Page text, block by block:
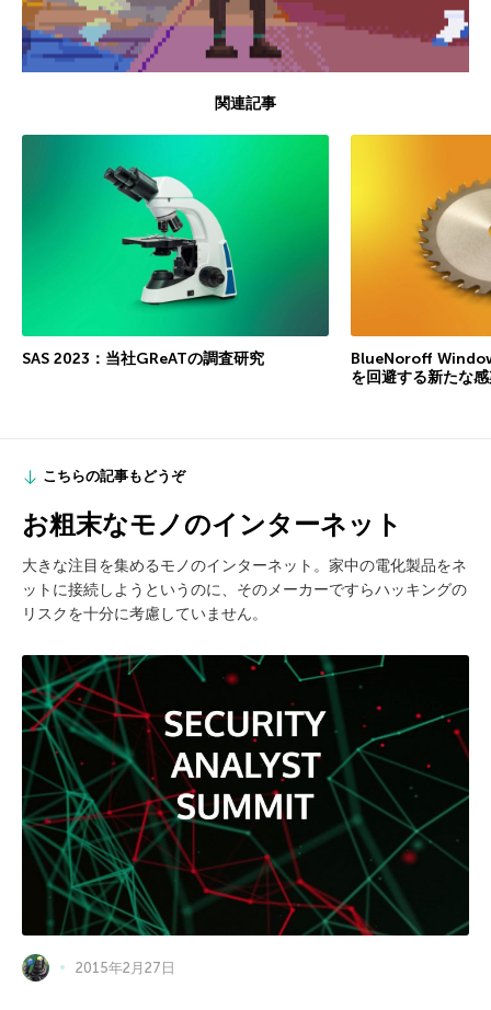
関連記事
SAS 2023：当社GReATの調査研究
BlueNoroff
を回避する新たな
こちらの記事もどうぞ
お粗末なモノのインターネット
大きな注目を集めるモノのインターネット。家中の電化製品をネ
ットに接続しようというのに、そのメーカーですらハッキングの
リスクを十分に考慮していません。
2015年2月27日